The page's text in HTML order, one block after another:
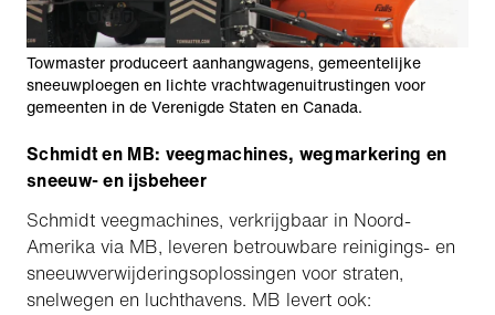
Towmaster produceert aanhangwagens, gemeentelijke
sneeuwploegen en lichte vrachtwagenuitrustingen voor
gemeenten in de Verenigde Staten en Canada.
Schmidt en MB: veegmachines, wegmarkering en
sneeuw- en ijsbeheer
Schmidt veegmachines, verkrijgbaar in Noord-
Amerika via MB, leveren betrouwbare reinigings- en
sneeuwverwijderingsoplossingen voor straten,
snelwegen en luchthavens. MB levert ook: